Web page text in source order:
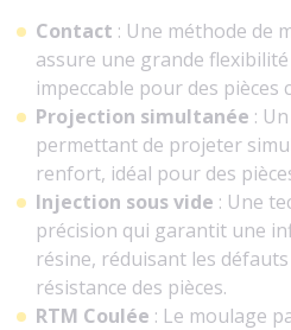
Contact : Une méthode de
assure une grande
impeccable pour des pièces
Projection simultanée :
permettant de projeter
renfort, idéal pour des
Injection sous vide : Une
précision qui garantit une
résine, réduisant les
résistance des pièces.
RTM Coulée : Le moulage